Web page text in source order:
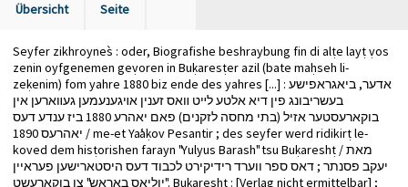
Übersicht Seite
Seyfer zikhroynes̀ : oder, Biografishe beshraybung fin di alṭe layṭ ṿos
zenin oyfgenemen geṿoren in Buḳaresṭer azil (bate maḥseh li-
zeḳenim) fom yahre 1880 biz ende des yahres [...] : אדער, ביאגראפישע
בעשריבונג פין דיא אלטע לײט װאס זענין אױגענעמען געװארען אין
בוקארעסטער אזיל (בתי מחסה לזקנים) פאם יאהרע 1880 ביז ענדע דעס
יאהרעס 1890 / me-et Yaʿaḳov Pesantir ; des seyfer werd ridikirṭ le-
koved dem hisṭorishen farayn "Yulyus Barash" tsu Buḳareshṭ / מאת
יעקב פסנתר ; דאס ספר ווערד רידיקירט לכבוד דעס היסטארישען פעראיין
"יוליאס באראש" צו בוקארעשט. Buḳareshṭ : [Verlag nicht ermittelbar] ;